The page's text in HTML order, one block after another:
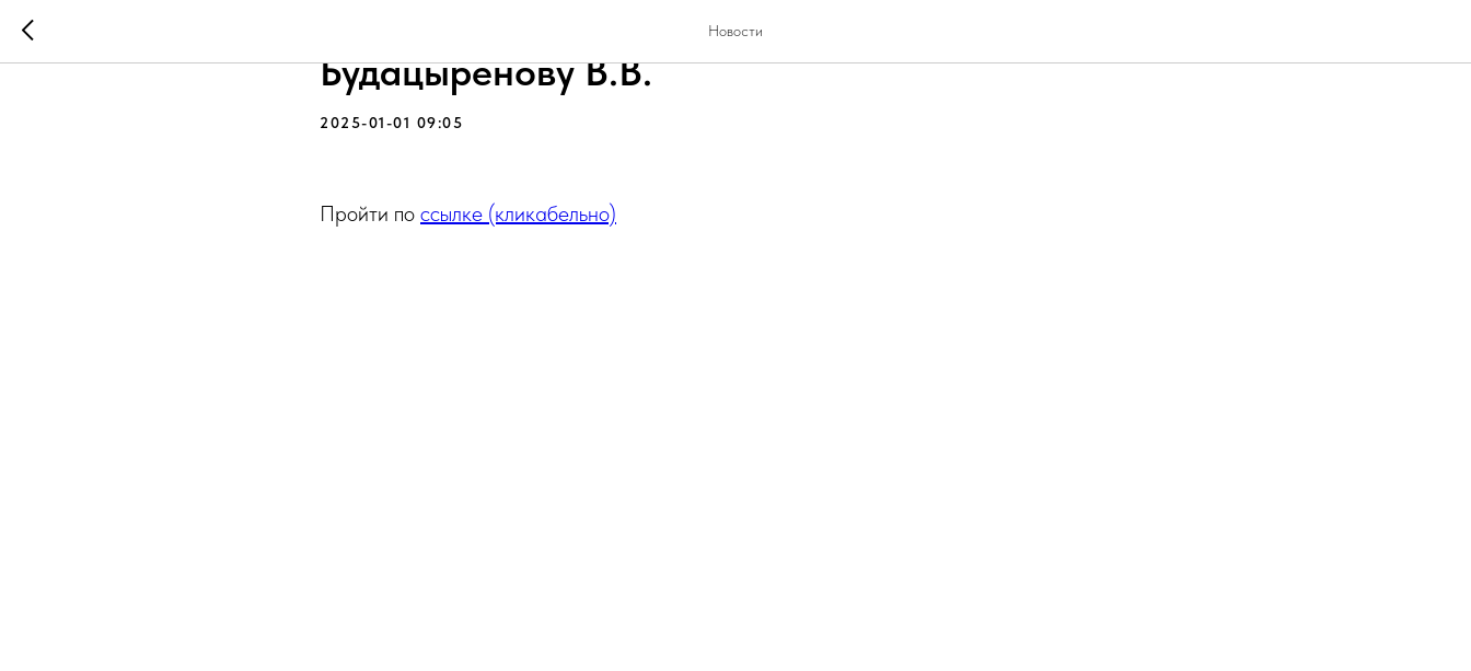
Новости
Заместителю министра культуры РБ
Будацыренову В.В.
2025-01-01 09:05
Пройти по ссылке (кликабельно)